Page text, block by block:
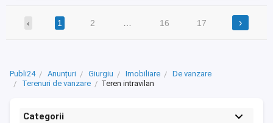
‹ 1 2 16 17 ›
Publi24 Anunțuri Giurgiu Imobiliare
De vanzare
Terenuri de vanzare
Teren intravilan
Categorii